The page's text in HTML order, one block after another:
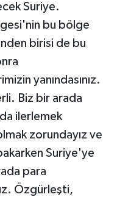
Suriye.
bu bölge
birisi de bu
yanındasınız.
Biz bir arada
ilerlemek
zorundayız ve
Suriye'ye
para
Özgürleşti,